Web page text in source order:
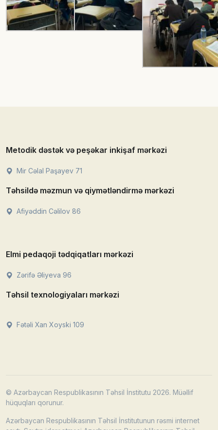
Metodik dəstək və peşəkar inkişaf mərkəzi
Mir Cəlal Paşayev 71
Təhsildə məzmun və qiymətləndirmə mərkəzi
Afiyəddin Cəlilov 86
Elmi pedaqoji tədqiqatları mərkəzi
Zərifə Əliyeva 96
Təhsil texnologiyaları mərkəzi
Fətəli Xan Xoyski 109
© Azərbaycan Respublikasının Təhsil İnstitutu 2026. Müəllif
hüquqları qorunur.
Azərbaycan Respublikasının Təhsil İnstitutunun rəsmi internet